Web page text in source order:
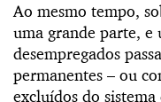
Ao mesmo tempo,
uma grande parte, e
desempregados
permanentes – ou
excluídos do